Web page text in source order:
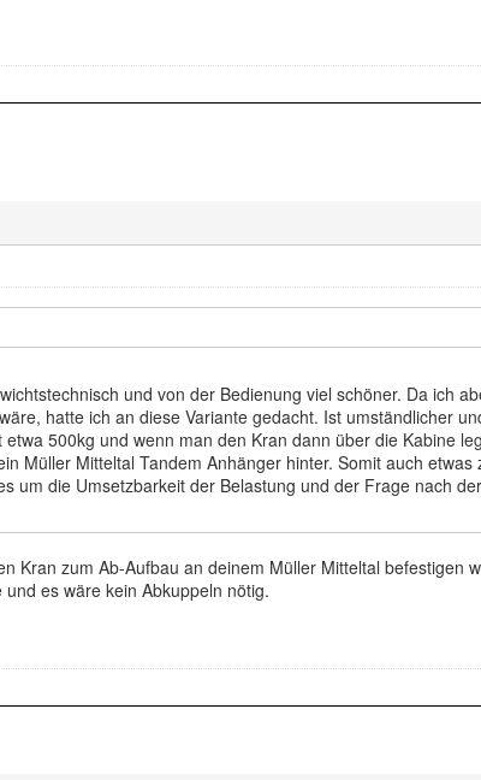
und von der Bedienung viel schöner. Da ich
hatte ich an diese Variante gedacht. Ist umständlicher
500kg und wenn man den Kran dann über die Kabine
Müller Mitteltal Tandem Anhänger hinter. Somit auch
um die Umsetzbarkeit der Belastung und der Frage nach
Kran zum Ab-Aufbau an deinem Müller Mitteltal befestigen
es wäre kein Abkuppeln nötig.